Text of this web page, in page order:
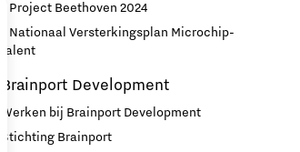
- Project Beethoven 2024
- Nationaal Versterkingsplan Microchip-
talent
Brainport Development
Werken bij Brainport Development
Stichting Brainport